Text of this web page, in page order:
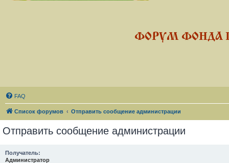
ФОРУМ ФОНДА
FAQ
Список форумов Отправить сообщение администрации
Отправить сообщение администрации
Получатель:
Администратор